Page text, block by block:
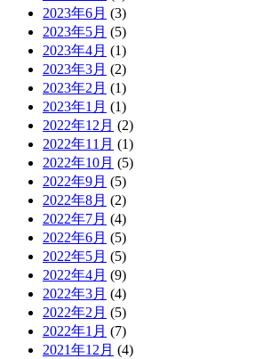
2023年6月 (3)
2023年5月 (5)
2023年4月 (1)
2023年3月 (2)
2023年2月 (1)
2023年1月 (1)
2022年12月 (2)
2022年11月 (1)
2022年10月 (5)
2022年9月 (5)
2022年8月 (2)
2022年7月 (4)
2022年6月 (5)
2022年5月 (5)
2022年4月 (9)
2022年3月 (4)
2022年2月 (5)
2022年1月 (7)
2021年12月 (4)